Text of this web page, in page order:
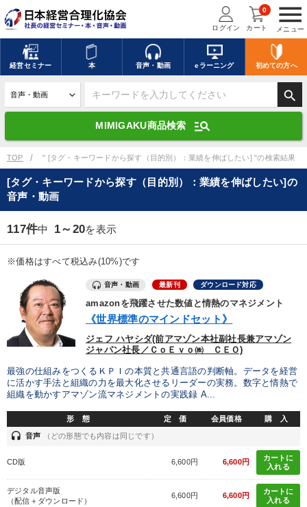
menu
メニュー
ログイン カート
0
経営セミナー 本 音声・動画 eラーニング 初めての方へ
search
MIMIGAKU商品検索 manage_search
キーワードを入力して探す
デジタル版対応のみ検索結果に表示する
search 上記の条件で検索
mic 講演収録物を探す
全国経営者セミナー講演収録物（全1315タイトル）からお探しいただけ
ます
優秀各社の智恵と戦略 事業家のロマンと経営
若手異才経営者の発想 専門家のアドバイス
リーダーの器量を学ぶ
テーマ
2025年夏季全国経営者セミナー収録講演ＣＤ・講演ＤＶＤ・デジ
タル版（音声／動画ストリーミング・ダウンロード）
音声と動画で学ぶ
TOP " [タグ・キーワードから探す（目的別）：業績を伸ばしたい] "の検索結果
[タグ・キーワードから探す（目的別）：業績を伸ばしたい]の
音声・動画
117件中 1～20を表示
※価格はすべて税込み(10%)です
音声・動画 最新刊 ダウンロード対応
amazonを飛躍させた数値と情熱のマネジメント
《世界標準のマインドセット》
ジェフ ハヤシダ(前アマゾン本社副社長兼アマゾン
ジャパン社長／ＣｏＥｖｏ㈱ ＣＥＯ)
最強の仕組みをつくるＫＰＩの本質と共通言語の判断軸。データを経営
に活かす手法と組織の力を最大化させるリーダーの実務。数字と情熱で
組織を動かすアマゾン流マネジメントの実践録 A...
形 態 定 価 会員価格 購 入
headset 音声 （どの形態でも内容は同じです）
CD版 6,600円 6,600円
カートに
入れる
デジタル音声版
（配信＋ダウンロード）
6,600円 6,600円
カートに
入れる